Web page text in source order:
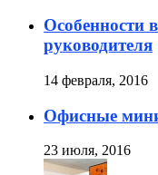
Особенности
руководителя
14 февраля, 2016
Офисные
23 июля, 2016